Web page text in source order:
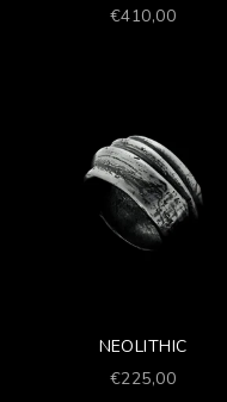
Prezzo scontato
€410,00
NEOLITHIC
Prezzo scontato
€225,00